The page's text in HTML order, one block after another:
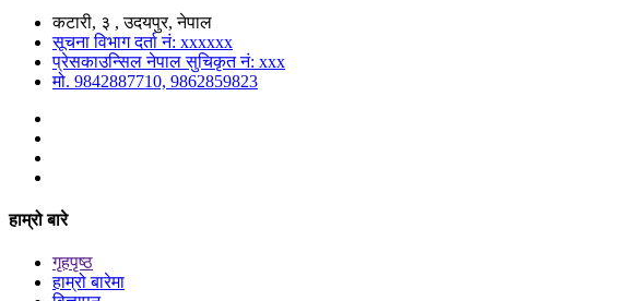
कटारी, ३ , उदयपुर, नेपाल
सूचना विभाग दर्ता नं: xxxxxx
प्रेसकाउन्सिल नेपाल सुचिकृत नं: xxx
मो. 9842887710, 9862859823
हाम्रो बारे
गृहपृष्ठ
हाम्रो बारेमा